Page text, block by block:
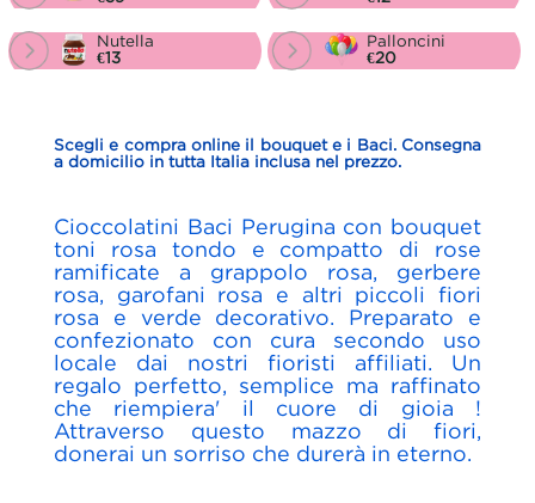
Nutella
€13
Palloncini
€20
Scegli e compra online il bouquet e i Baci. Consegna
a domicilio in tutta Italia inclusa nel prezzo.
Cioccolatini Baci Perugina con bouquet
toni rosa tondo e compatto di rose
ramificate a grappolo rosa, gerbere
rosa, garofani rosa e altri piccoli fiori
rosa e verde decorativo. Preparato e
confezionato con cura secondo uso
locale dai nostri fioristi affiliati. Un
regalo perfetto, semplice ma raffinato
che riempiera' il cuore di gioia !
Attraverso questo mazzo di fiori,
donerai un sorriso che durerà in eterno.